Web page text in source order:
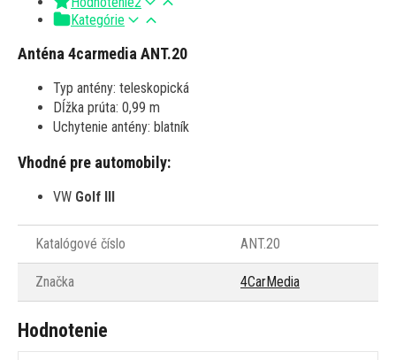
Kategórie
Anténa 4carmedia ANT.20
Typ antény: teleskopická
Dĺžka prúta: 0,99 m
Uchytenie antény: blatník
Vhodné pre automobily:
VW Golf III
Katalógové číslo ANT.20
Značka 4CarMedia
Hodnotenie